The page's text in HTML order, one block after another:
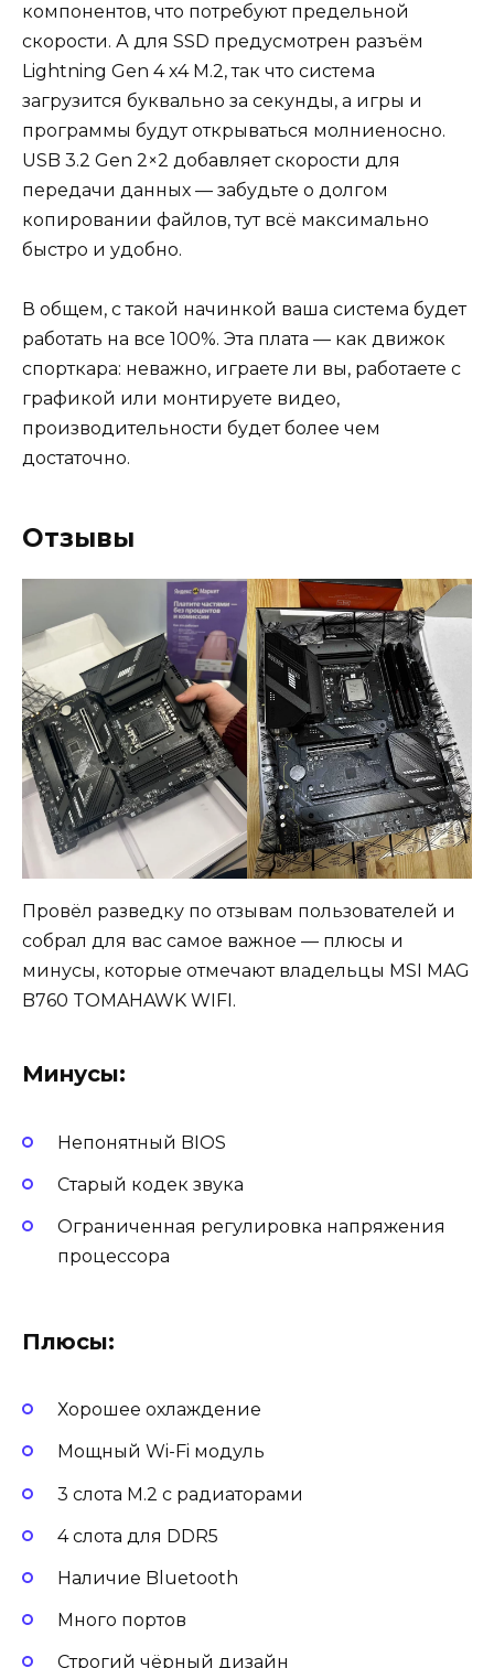
компонентов, что потребуют предельной
скорости. А для SSD предусмотрен разъём
Lightning Gen 4 x4 M.2, так что система
загрузится буквально за секунды, а игры и
программы будут открываться молниеносно.
USB 3.2 Gen 2×2 добавляет скорости для
передачи данных — забудьте о долгом
копировании файлов, тут всё максимально
быстро и удобно.
В общем, с такой начинкой ваша система будет
работать на все 100%. Эта плата — как движок
спорткара: неважно, играете ли вы, работаете с
графикой или монтируете видео,
производительности будет более чем
достаточно.
Отзывы
Провёл разведку по отзывам пользователей и
собрал для вас самое важное — плюсы и
минусы, которые отмечают владельцы MSI MAG
B760 TOMAHAWK WIFI.
Минусы:
Непонятный BIOS
Старый кодек звука
Ограниченная регулировка напряжения
процессора
Плюсы:
Хорошее охлаждение
Мощный Wi-Fi модуль
3 слота M.2 с радиаторами
4 слота для DDR5
Наличие Bluetooth
Много портов
Строгий чёрный дизайн